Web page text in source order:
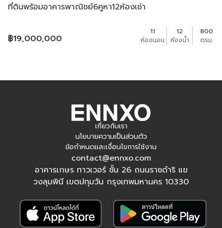
ที่ดินพร้อมอาคารพาณิชย์6คูหา12ห้องเช่า
฿19,000,000
11
ห้องนอน
12
ห้องน้ำ
800
ตรม.
เกี่ยวกับเรา
นโยบายความเป็นส่วนตัว
ข้อกำหนดและเงื่อนไขการใช้งาน
contact@ennxo.com
อาคารเกษร ทาวเวอร์ ชั้น 26 ถนนราชดำริ แข
วงลุมพินี เขตปทุมวัน กรุงเทพมหานคร 10330